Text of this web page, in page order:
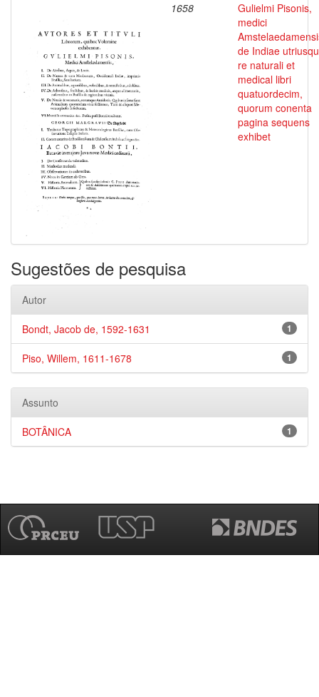
1658
Gulielmi Pisonis,
medici
de Indiae
re naturali et
medical libri
quatuordecim,
quorum conenta
pagina sequens
exhibet
Sugestões de pesquisa
Autor
1
Bondt, Jacob de, 1592-1631
1
Piso, Willem, 1611-1678
Assunto
1
BOTÂNICA